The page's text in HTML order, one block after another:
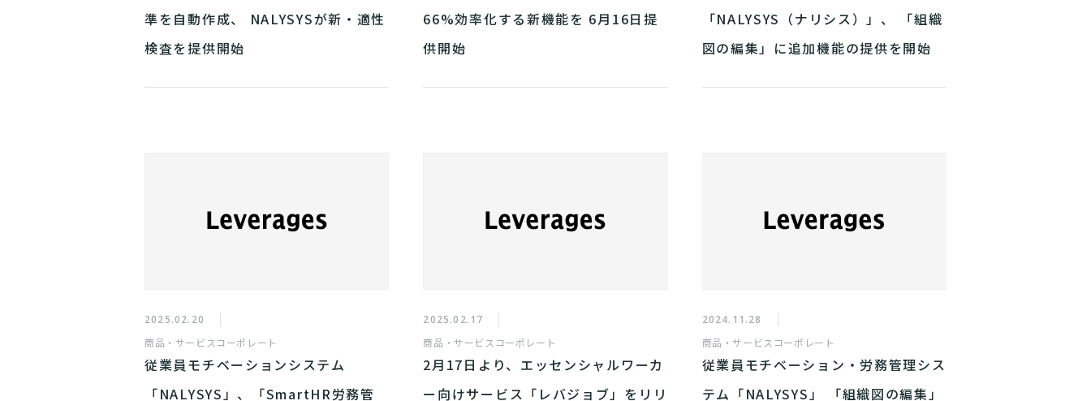
準を自動作成、 NALYSYSが新・適性
検査を提供開始
66%効率化する新機能を 6月16日提
供開始
「NALYSYS（ナリシス）」、 「組織
図の編集」に追加機能の提供を開始
2025.02.20
商品・サービスコーポレート
従業員モチベーションシステム
「NALYSYS」、「SmartHR労務管
2025.02.17
商品・サービス コーポレート
2月17日より、エッセンシャルワーカ
ー向けサービス「レバジョブ」をリリ
2024.11.28
商品・サービス コーポレート
従業員モチベーション・労務管理シス
テム「NALYSYS」 「組織図の編集」